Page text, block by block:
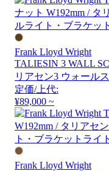
Frank Lloyd Wright
TALIESIN 3 WALL
リアセン3 ウォール
定価/上代:
¥89,000 ~
Frank Lloyd Wright